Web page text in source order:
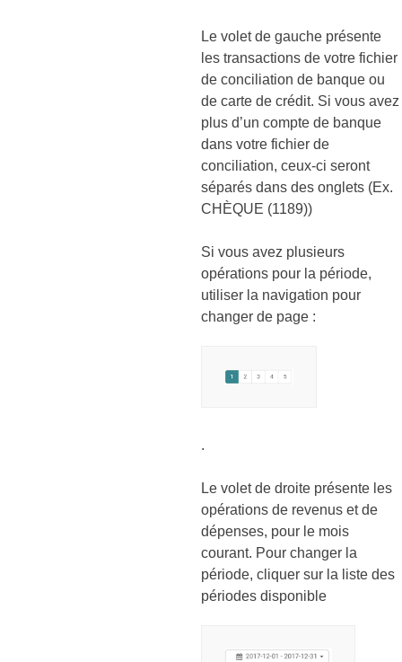
Le volet de gauche présente
les transactions de votre fichier
de conciliation de banque ou
de carte de crédit. Si vous avez
plus d’un compte de banque
dans votre fichier de
conciliation, ceux-ci seront
séparés dans des onglets (Ex.
CHÈQUE (1189))
Si vous avez plusieurs
opérations pour la période,
utiliser la navigation pour
changer de page :
.
Le volet de droite présente les
opérations de revenus et de
dépenses, pour le mois
courant. Pour changer la
période, cliquer sur la liste des
périodes disponible